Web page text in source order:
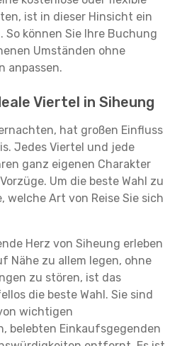
ist in dieser Hinsicht ein
So können Sie Ihre Buchung
Umständen ohne
anpassen.
Viertel in Siheung
hat großen Einfluss
Jedes Viertel und jede
ganz eigenen Charakter
Um die beste Wahl zu
welche Art von Reise Sie sich
Herz von Siheung erleben
Nähe zu allem legen, ohne
zu stören, ist das
die beste Wahl. Sie sind
wichtigen
belebten Einkaufsgegenden